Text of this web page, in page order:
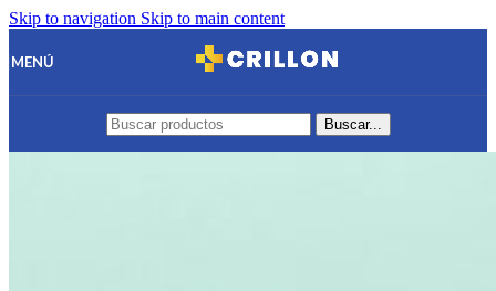
Skip to navigation Skip to main content
MENÚ
Buscar...